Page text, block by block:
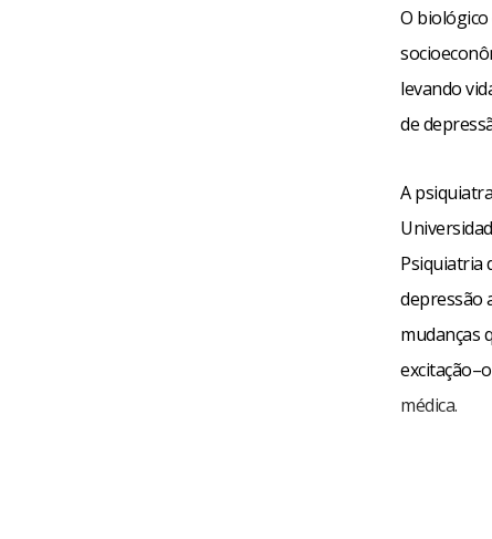
O
levando
de
A
Psiquiatria
depressão
mudanças
médica.